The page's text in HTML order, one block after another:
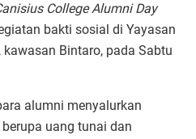
College Alumni Day
bakti sosial di Yayasan
Bintaro, pada Sabtu
alumni menyalurkan
uang tunai dan